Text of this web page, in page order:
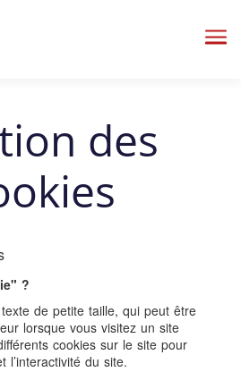
des
?
de petite taille, qui peut être
lorsque vous visitez un site
cookies sur le site pour
l’interactivité du site.